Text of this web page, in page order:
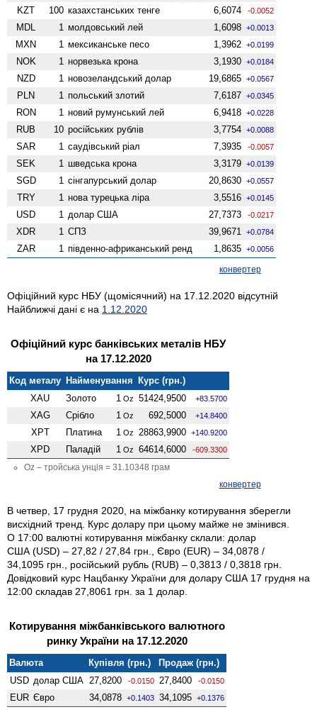
KZT 100 казахстанських тенге 6,6074 -0.0052
MDL 1 молдовський лей 1,6098 +0.0013
MXN 1 мексиканське песо 1,3962 +0.0199
NOK 1 норвезька крона 3,1930 +0.0184
NZD 1 ново­зеландський долар 19,6865 +0.0567
PLN 1 польський злотий 7,6187 +0.0345
RON 1 новий румунський лей 6,9418 +0.0228
RUB 10 російських рублів 3,7754 +0.0088
SAR 1 саудівський ріал 7,3935 -0.0057
SEK 1 шведська крона 3,3179 +0.0139
SGD 1 сінгапурський долар 20,8630 +0.0557
TRY 1 нова турецька ліра 3,5516 +0.0145
USD 1 долар США 27,7373 -0.0217
XDR 1 СПЗ 39,9671 +0.0784
ZAR 1 південно-африканський ренд 1,8635 +0.0056
конвертер
Офіційний курс НБУ (щомісячний) на 17.12.2020 відсутній
Найближчі дані є на 1.12.2020
Офіційний курс банківських металів НБУ
на 17.12.2020
Код металу Найменування
Курс (грн.)
XAU
Золото 1 Oz 51424,9500 +83.5700
XAG Срібло 1 Oz 692,5000 +14.8400
XPT Платина 1 Oz 28863,9900 +140.9200
XPD Паладій 1 Oz 64614,6000 -609.3300
Oz – тройська унція = 31.10348 грам
конвертер
В четвер, 17 грудня 2020, на міжбанку котирування зберегли
висхідний тренд. Курс долару при цьому майже не змінився.
О 17:00 валютні котирування міжбанку склали: долар
США (USD) – 27,82 / 27,84 грн., Євро (EUR) – 34,0878 /
34,1095 грн., російський рубль (RUB) – 0,3813 / 0,3818 грн.
Довідковий курс Нацбанку України для долару США 17 грудня на
12:00 складав 27,8061 грн. за 1 долар.
Котирування міжбанківського валютного
ринку України на 17.12.2020
Валюта Купівля (грн.)
Продаж (грн.)
USD долар США 27,8200 -0.0150 27,8400 -0.0150
EUR Євро 34,0878 +0.1403 34,1095 +0.1376